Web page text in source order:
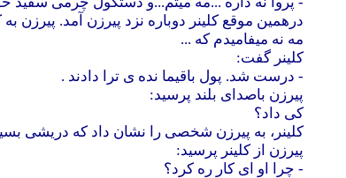
درهمین موقع کلینر دوباره نزد پیرزن آمد. پیرزن
مه نه میفامیدم که ...
کلینر گفت:
- درست شد. پول باقیما نده ی ترا دادند .
پیرزن باصدای بلند پرسید:
کی داد؟
کلینر، به پیرزن شخصی را نشان داد که دریشی
پیرزن از کلینر پرسید:
- چرا او ای کار ره کرد؟